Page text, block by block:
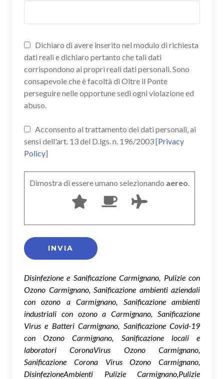
Dichiaro di avere inserito nel modulo di richiesta
dati reali e dichiaro pertanto che tali dati
corrispondono ai propri reali dati personali. Sono
consapevole che è facoltà di Oltre il Ponte
perseguire nelle opportune sedi ogni violazione ed
abuso.
Acconsento al trattamento dei dati personali, ai
sensi dell'art. 13 del D.lgs. n. 196/2003 [Privacy
Policy]
Dimostra di essere umano selezionando aereo.
Disinfezione e Sanificazione Carmignano, Pulizie con
Ozono Carmignano, Sanificazione ambienti aziendali
con ozono a Carmignano, Sanificazione ambienti
industriali con ozono a Carmignano, Sanificazione
Virus e Batteri Carmignano, Sanificazione Covid-19
con Ozono Carmignano, Sanificazione locali e
laboratori CoronaVirus Ozono Carmignano,
Sanificazione Corona Virus Ozono Carmignano,
DisinfezioneAmbienti Pulizie Carmignano,Pulizie